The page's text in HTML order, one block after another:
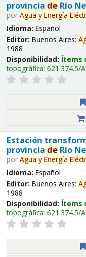
provincia deRío
por Agua y Energía
Idioma: Español
Editor: Buenos Aires:
1988
Disponibilidad: Ítems
topográfica: 621.374.5/
Estación
provincia deRío
por Agua y Energía
Idioma: Español
Editor: Buenos Aires:
1988
Disponibilidad: Ítems
topográfica: 621.374.5/